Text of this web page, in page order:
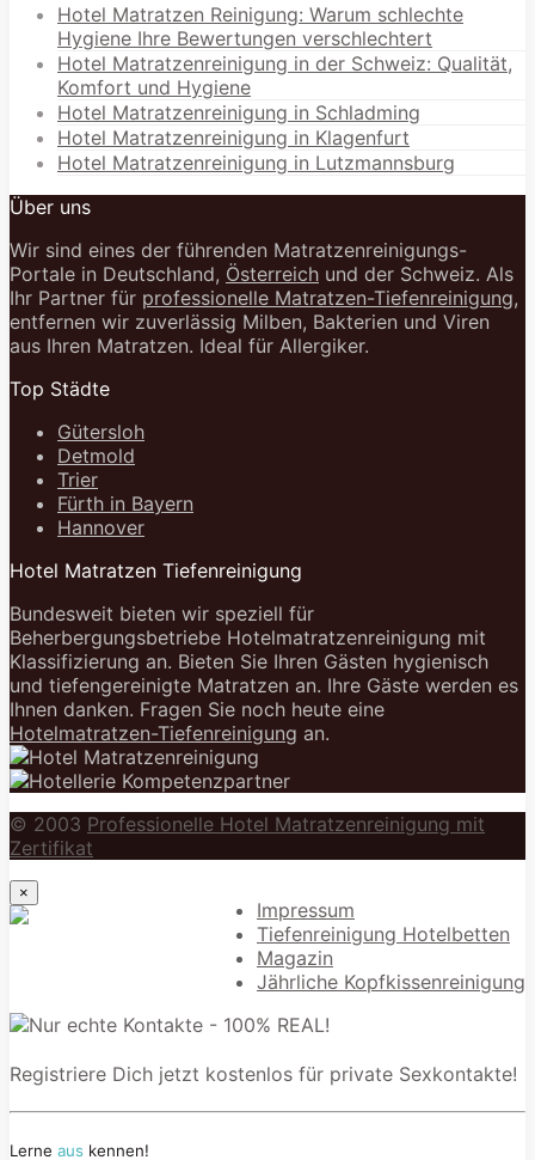
Hotel Matratzen Reinigung: Warum schlechte
Hygiene Ihre Bewertungen verschlechtert
Hotel Matratzenreinigung in der Schweiz: Qualität,
Komfort und Hygiene
Hotel Matratzenreinigung in Schladming
Hotel Matratzenreinigung in Klagenfurt
Hotel Matratzenreinigung in Lutzmannsburg
Über uns
Wir sind eines der führenden Matratzenreinigungs-
Portale in Deutschland, Österreich und der Schweiz. Als
Ihr Partner für professionelle Matratzen-Tiefenreinigung,
entfernen wir zuverlässig Milben, Bakterien und Viren
aus Ihren Matratzen. Ideal für Allergiker.
Top Städte
Gütersloh
Detmold
Trier
Fürth in Bayern
Hannover
Hotel Matratzen Tiefenreinigung
Bundesweit bieten wir speziell für
Beherbergungsbetriebe Hotelmatratzenreinigung mit
Klassifizierung an. Bieten Sie Ihren Gästen hygienisch
und tiefengereinigte Matratzen an. Ihre Gäste werden es
Ihnen danken. Fragen Sie noch heute eine
Hotelmatratzen-Tiefenreinigung an.
© 2003 Professionelle Hotel Matratzenreinigung mit
Zertifikat
Impressum
Tiefenreinigung Hotelbetten
Magazin
Jährliche Kopfkissenreinigung
×
Registriere Dich jetzt kostenlos für private Sexkontakte!
Lerne aus kennen!